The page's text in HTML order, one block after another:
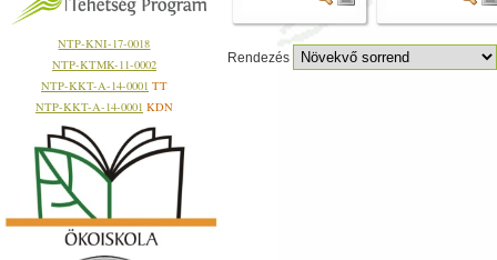
NTP-KNI-17-0018
NTP-KTMK-11-0002
NTP-KKT-A-14-0001 TT
NTP-KKT-A-14-0001 KDN
Rendezés